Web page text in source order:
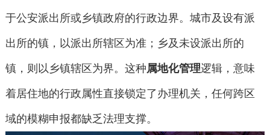
于公安派出所或乡镇政府的行政边界。城市及设有派
出所的镇，以派出所辖区为准；乡及未设派出所的
镇，则以乡镇辖区为界。这种属地化管理逻辑，意味
着居住地的行政属性直接锁定了办理机关，任何跨区
域的模糊申报都缺乏法理支撑。